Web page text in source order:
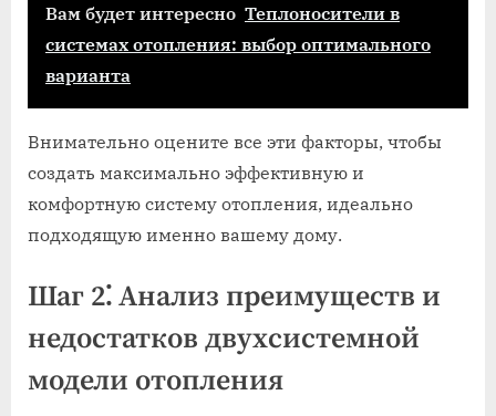
Вам будет интересно Теплоносители в
системах отопления: выбор оптимального
варианта
Внимательно оцените все эти факторы, чтобы
создать максимально эффективную и
комфортную систему отопления, идеально
подходящую именно вашему дому.
Шаг 2⁚ Анализ преимуществ и
недостатков двухсистемной
модели отопления